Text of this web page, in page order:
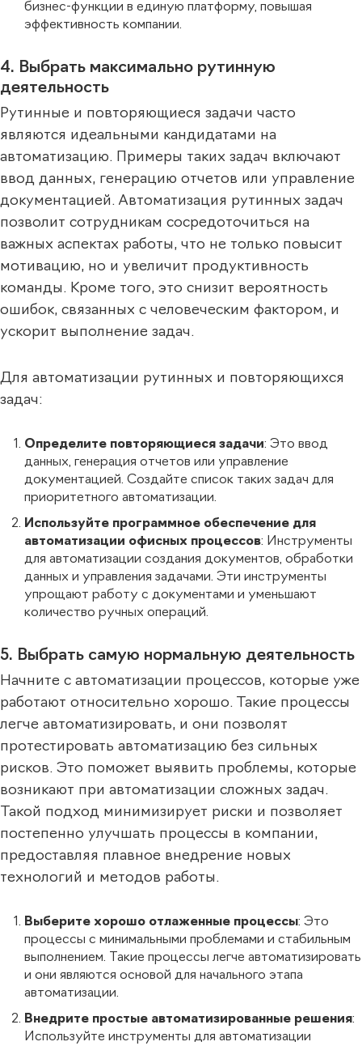
бизнес-функции в единую платформу, повышая
эффективность компании.
4. Выбрать максимально рутинную
деятельность
Рутинные и повторяющиеся задачи часто
являются идеальными кандидатами на
автоматизацию. Примеры таких задач включают
ввод данных, генерацию отчетов или управление
документацией. Автоматизация рутинных задач
позволит сотрудникам сосредоточиться на
важных аспектах работы, что не только повысит
мотивацию, но и увеличит продуктивность
команды. Кроме того, это снизит вероятность
ошибок, связанных с человеческим фактором, и
ускорит выполнение задач.
Для автоматизации рутинных и повторяющихся
задач:
Определите повторяющиеся задачи: Это ввод
данных, генерация отчетов или управление
документацией. Создайте список таких задач для
приоритетного автоматизации.
Используйте программное обеспечение для
автоматизации офисных процессов: Инструменты
для автоматизации создания документов, обработки
данных и управления задачами. Эти инструменты
упрощают работу с документами и уменьшают
количество ручных операций.
5. Выбрать самую нормальную деятельность
Начните с автоматизации процессов, которые уже
работают относительно хорошо. Такие процессы
легче автоматизировать, и они позволят
протестировать автоматизацию без сильных
рисков. Это поможет выявить проблемы, которые
возникают при автоматизации сложных задач.
Такой подход минимизирует риски и позволяет
постепенно улучшать процессы в компании,
предоставляя плавное внедрение новых
технологий и методов работы.
Выберите хорошо отлаженные процессы: Это
процессы с минимальными проблемами и стабильным
выполнением. Такие процессы легче автоматизировать
и они являются основой для начального этапа
автоматизации.
Внедрите простые автоматизированные решения:
Используйте инструменты для автоматизации